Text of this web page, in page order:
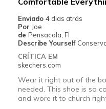
Enviado 4 dias atrás
Por Joe
de Pensacola, Fl
Describe Yourself
CRÍTICA EM
skechers.com
Wear it right out of the
needed. This shoe is so
and wore it to church